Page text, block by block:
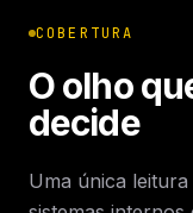
COBERTURA
O olho
decide
Uma única